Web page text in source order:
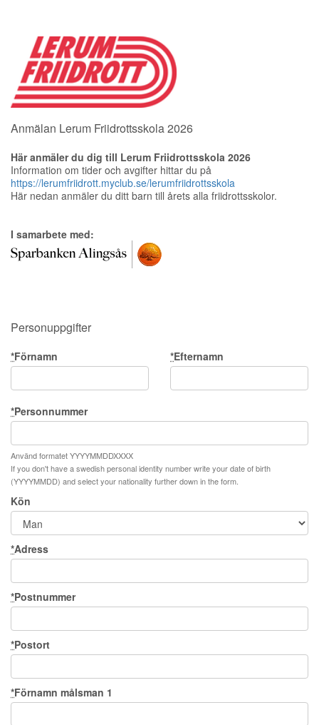
Anmälan Lerum Friidrottsskola 2026
Här anmäler du dig till Lerum Friidrottsskola 2026
Information om tider och avgifter hittar du på
https://lerumfriidrott.myclub.se/lerumfriidrottsskola
Här nedan anmäler du ditt barn till årets alla friidrottsskolor.
I samarbete med:
Personuppgifter
*Förnamn *Efternamn
*Personnummer
Använd formatet YYYYMMDDXXXX
If you don't have a swedish personal identity number write your date of birth
(YYYYMMDD) and select your nationality further down in the form.
Kön
*Adress
*Postnummer
*Postort
*Förnamn målsman 1